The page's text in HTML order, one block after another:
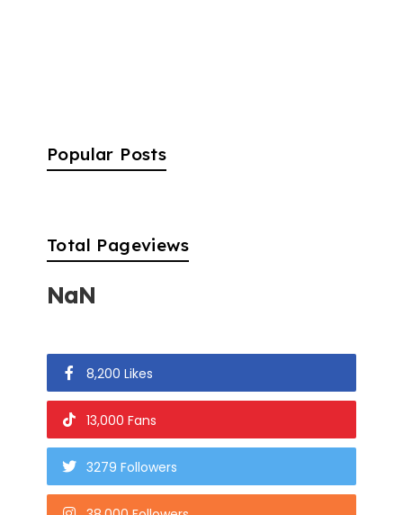
Popular Posts
Total Pageviews
NaN
8,200 Likes
13,000 Fans
3279 Followers